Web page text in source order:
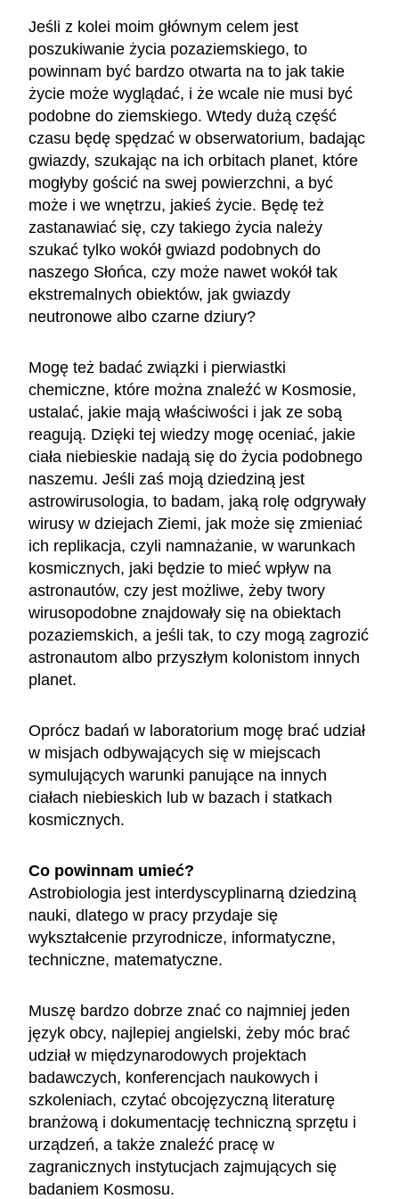
Jeśli z kolei moim głównym celem jest
poszukiwanie życia pozaziemskiego, to
powinnam być bardzo otwarta na to jak takie
życie może wyglądać, i że wcale nie musi być
podobne do ziemskiego. Wtedy dużą część
czasu będę spędzać w obserwatorium, badając
gwiazdy, szukając na ich orbitach planet, które
mogłyby gościć na swej powierzchni, a być
może i we wnętrzu, jakieś życie. Będę też
zastanawiać się, czy takiego życia należy
szukać tylko wokół gwiazd podobnych do
naszego Słońca, czy może nawet wokół tak
ekstremalnych obiektów, jak gwiazdy
neutronowe albo czarne dziury?
Mogę też badać związki i pierwiastki
chemiczne, które można znaleźć w Kosmosie,
ustalać, jakie mają właściwości i jak ze sobą
reagują. Dzięki tej wiedzy mogę oceniać, jakie
ciała niebieskie nadają się do życia podobnego
naszemu. Jeśli zaś moją dziedziną jest
astrowirusologia, to badam, jaką rolę odgrywały
wirusy w dziejach Ziemi, jak może się zmieniać
ich replikacja, czyli namnażanie, w warunkach
kosmicznych, jaki będzie to mieć wpływ na
astronautów, czy jest możliwe, żeby twory
wirusopodobne znajdowały się na obiektach
pozaziemskich, a jeśli tak, to czy mogą zagrozić
astronautom albo przyszłym kolonistom innych
planet.
Oprócz badań w laboratorium mogę brać udział
w misjach odbywających się w miejscach
symulujących warunki panujące na innych
ciałach niebieskich lub w bazach i statkach
kosmicznych.
Co powinnam umieć?
Astrobiologia jest interdyscyplinarną dziedziną
nauki, dlatego w pracy przydaje się
wykształcenie przyrodnicze, informatyczne,
techniczne, matematyczne.
Muszę bardzo dobrze znać co najmniej jeden
język obcy, najlepiej angielski, żeby móc brać
udział w międzynarodowych projektach
badawczych, konferencjach naukowych i
szkoleniach, czytać obcojęzyczną literaturę
branżową i dokumentację techniczną sprzętu i
urządzeń, a także znaleźć pracę w
zagranicznych instytucjach zajmujących się
badaniem Kosmosu.